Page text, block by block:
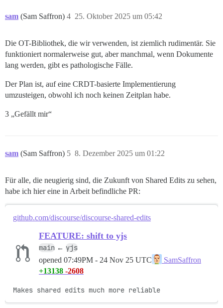
sam (Sam Saffron) 25. Oktober 2025 um 05:42
4
Die OT-Bibliothek, die wir verwenden, ist ziemlich rudimentär. Sie
funktioniert normalerweise gut, aber manchmal, wenn Dokumente
lang werden, gibt es pathologische Fälle.
Der Plan ist, auf eine CRDT-basierte Implementierung
umzusteigen, obwohl ich noch keinen Zeitplan habe.
3 „Gefällt mir“
sam (Sam Saffron) 8. Dezember 2025 um 01:22
5
Für alle, die neugierig sind, die Zukunft von Shared Edits zu sehen,
habe ich hier eine in Arbeit befindliche PR:
github.com/discourse/discourse-shared-edits
FEATURE: shift to yjs
main ← yjs
opened 07:49PM - 24 Nov 25 UTC
SamSaffron
+13138 -2608
Makes shared edits much more reliable